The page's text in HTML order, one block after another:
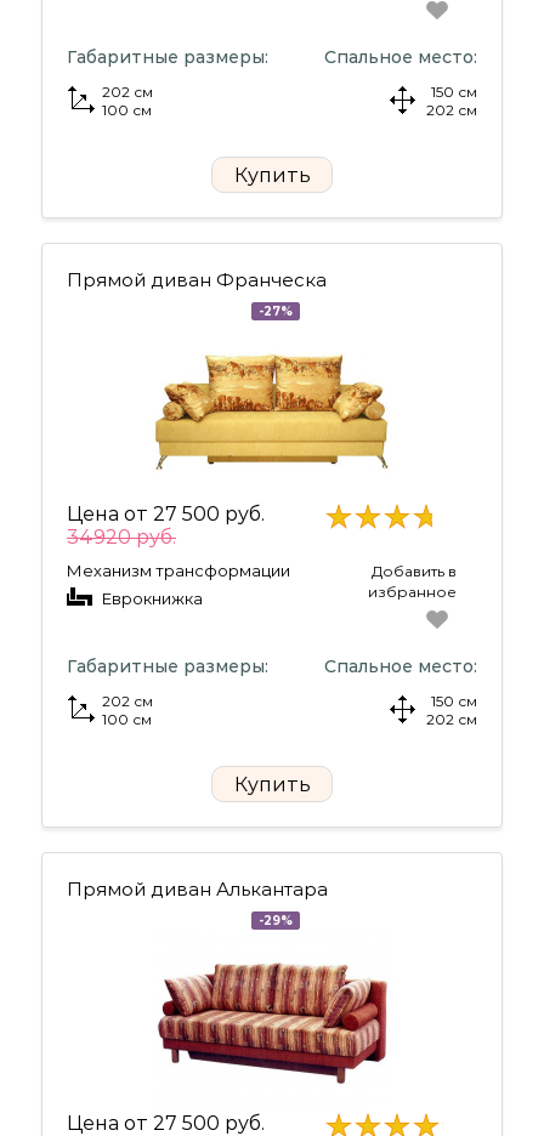
Габаритные размеры:
202 см
100 см
Спальное место:
150 см
202 см
Купить
Прямой диван Франческа
-27%
Цена от 27 500 руб.
34920 руб.
Механизм трансформации
Еврокнижка
Добавить в
избранное
Габаритные размеры:
202 см
100 см
Спальное место:
150 см
202 см
Купить
Прямой диван Алькантара
-29%
Цена от 27 500 руб.